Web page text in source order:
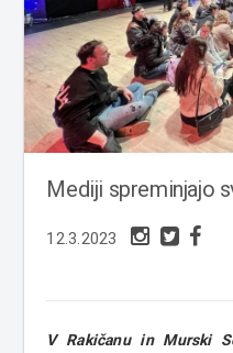
Mediji spreminjajo
12.3.2023
V Rakičanu in Murski